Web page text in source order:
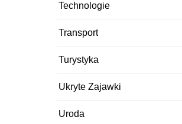
Technologie
Transport
Turystyka
Ukryte Zajawki
Uroda